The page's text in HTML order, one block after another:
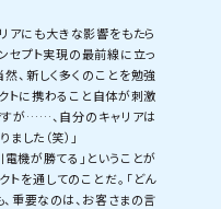
アにも大きな影響をもたら
セプト実現の最前線に立っ
、新しく多くのことを勉強
トに携わること自体が刺激
が……、自分のキャリアは
した（笑）」
機が勝てる」ということが
を通してのことだ。「どん
重要なのは、お客さまの言